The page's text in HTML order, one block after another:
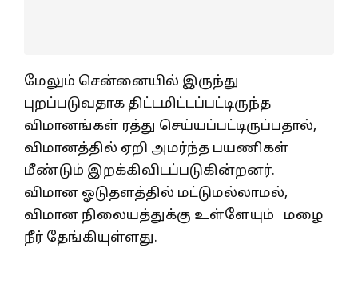
மேலும் சென்னையில் இருந்து
புறப்படுவதாக திட்டமிட்டப்பட்டிருந்த
விமானங்கள் ரத்து செய்யப்பட்டிருப்பதால்,
விமானத்தில் ஏறி அமர்ந்த பயணிகள்
மீண்டும் இறக்கிவிடப்படுகின்றனர்.
விமான ஓடுதளத்தில் மட்டுமல்லாமல்,
விமான நிலையத்துக்கு உள்ளேயும் மழை
நீர் தேங்கியுள்ளது.